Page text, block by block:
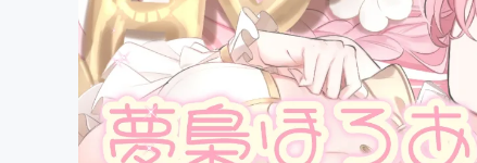
ビジネス・起業
まちづくり・地域活性化